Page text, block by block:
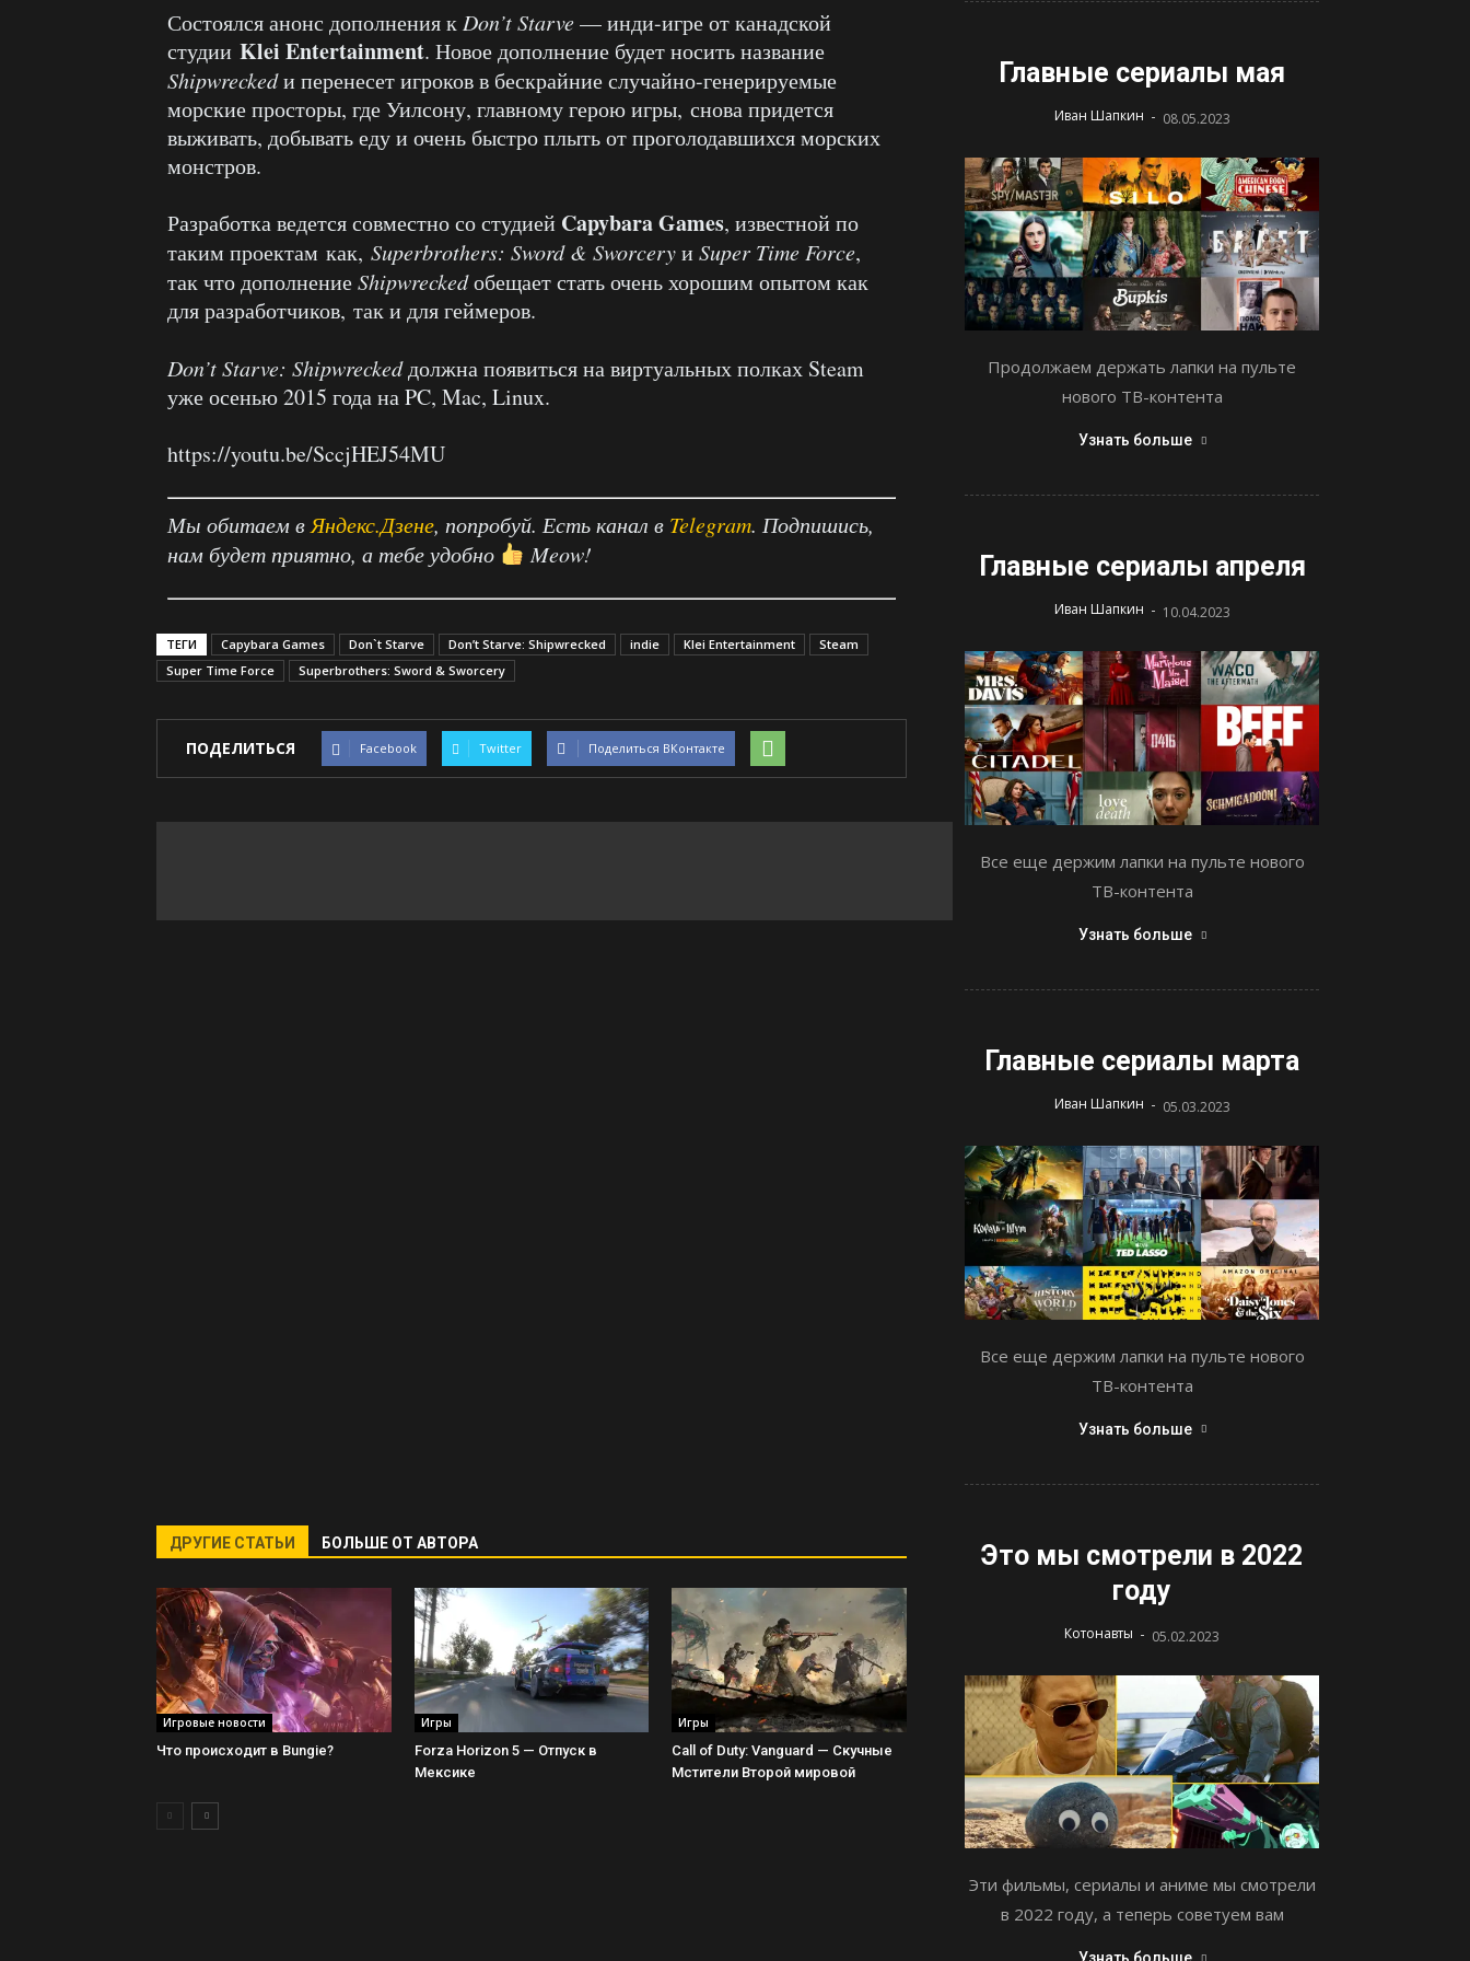
Состоялся анонс дополнения к Don’t Starve—инди-игре от канадской
студии Klei Entertainment. Новое дополнение будет носить название
Shipwreckedи перенесетигроков в бескрайние случайно-генерируемые
морские просторы, где Уилсону, главному герою игры, сновапридется
выживать, добывать еду и очень быстро плыть от проголодавшихся морских
монстров.
Разработкаведетсясовместно со студией Capybara Games, известной по
таким проектам как, Superbrothers: Sword & Sworceryи Super Time Force,
так что дополнениеShipwreckedобещает стать очень хорошим опытом как
для разработчиков, так и для геймеров.
Don’t Starve: Shipwreckedдолжна появиться на виртуальных полках Steam
уже осенью 2015 года на PC, Mac, Linux.
https://youtu.be/SccjHEJ54MU
Мы обитаем в Яндекс.Дзене, попробуй. Есть канал в Telegram. Подпишись,
нам будет приятно, а тебе удобно
Meow!
ТЕГИ Capybara Games Don`t Starve Don’t Starve: Shipwrecked indie Klei Entertainment
Steam
Super Time Force
Superbrothers: Sword & Sworcery
ПОДЕЛИТЬСЯ Facebook Twitter Поделиться ВКонтакте
ДРУГИЕ СТАТЬИ БОЛЬШЕ ОТ АВТОРА
Игровые новости
Что происходит в Bungie?
Игры
Forza Horizon 5 — Отпуск в
Мексике
Игры
Call of Duty: Vanguard — Скучные
Мстители Второй мировой
Главные сериалы мая
Иван Шапкин - 08.05.2023
Продолжаем держать лапки на пульте
нового ТВ-контента
Узнать больше
Главные сериалы апреля
Иван Шапкин - 10.04.2023
Все еще держим лапки на пульте нового
ТВ-контента
Узнать больше
Главные сериалы марта
Иван Шапкин - 05.03.2023
Все еще держим лапки на пульте нового
ТВ-контента
Узнать больше
Это мы смотрели в 2022
году
Котонавты - 05.02.2023
Эти фильмы, сериалы и аниме мы смотрели
в 2022 году, а теперь советуем вам